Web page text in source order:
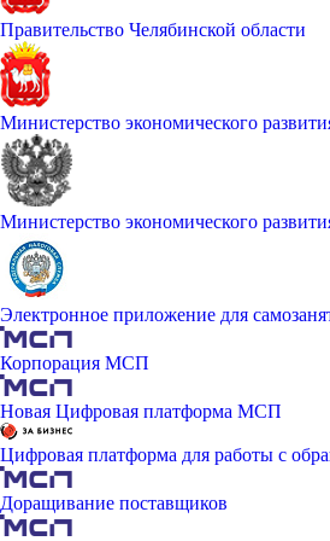
Правительство Челябинской области
Министерство экономического
Министерство экономического
Электронное приложение для
Корпорация МСП
Новая Цифровая платформа МСП
Цифровая платформа для работы с
Доращивание поставщиков